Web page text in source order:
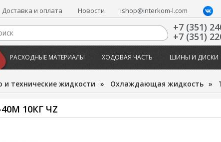
Доставка и оплата Новости ishop@interkom-l.com
+7 (351)
+7 (351)
РАСХОДНЫЕ МАТЕРИАЛЫ ХОДОВАЯ ЧАСТЬ ШИНЫ И ДИСКИ
и технические жидкости » Охлаждающая жидкость »
10КГ ЧZ